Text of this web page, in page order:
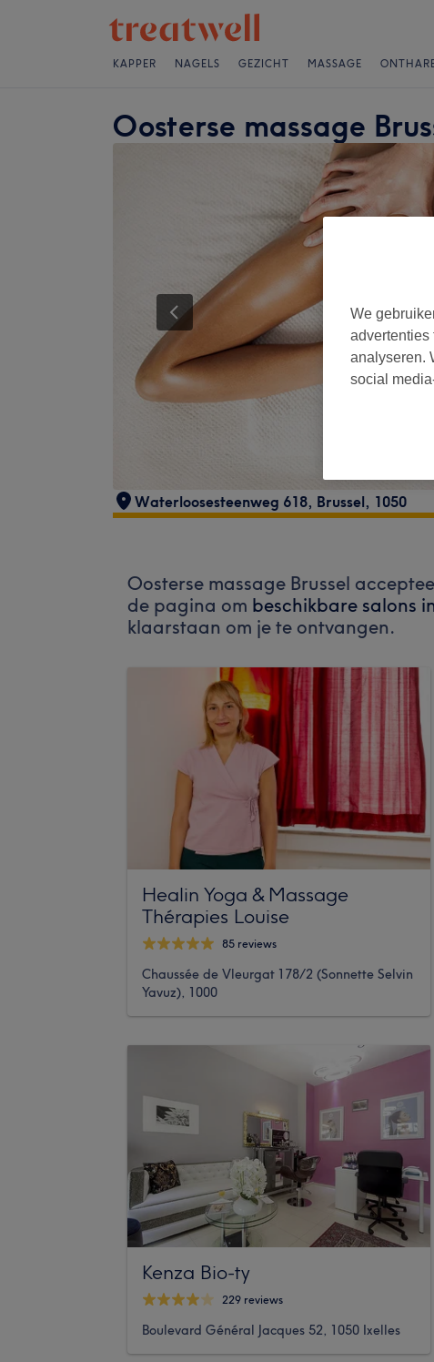
KAPPER NAGELS GEZICHT MASSAGE
Oosterse massage
Waterloosesteenweg 618, Brussel, 1050
Oosterse massage Brussel
de pagina om beschikbare salons
klaarstaan om je te ontvangen.
Healin Yoga & Massage
Thérapies Louise
85 reviews
Chaussée de Vleurgat 178/2 (Sonnette Selvin
Yavuz), 1000
Kenza Bio-ty
229 reviews
Boulevard Général Jacques 52, 1050 Ixelles
We
advertenties
analyseren.
social